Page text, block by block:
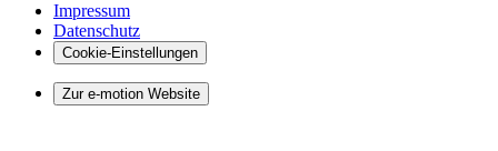
Impressum
Datenschutz
Cookie-Einstellungen
Zur e-motion Website